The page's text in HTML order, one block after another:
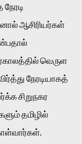
ஆசிரியர்கள்
வெருள
நேரடியாகத்
சிறுநகர
தமிழில்